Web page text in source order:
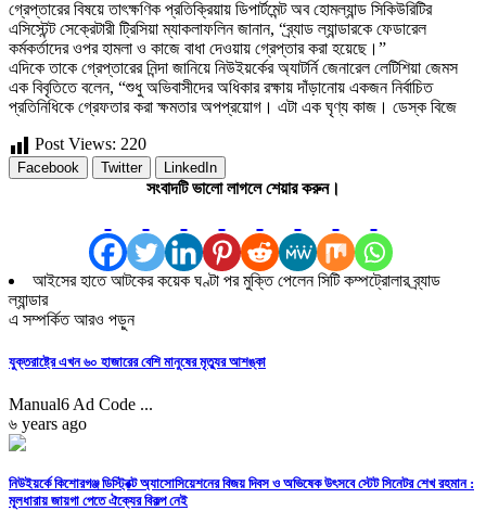
গ্রেপ্তারের বিষয়ে তাৎক্ষণিক প্রতিক্রিয়ায় ডিপার্টমেন্ট অব হোমল্যান্ড সিকিউরিটির
এসিস্টেন্ট সেক্রেটারী ট্রিসিয়া ম্যাকলাফলিন জানান, “ব্র্যাড ল্যান্ডারকে ফেডারেল
কর্মকর্তাদের ওপর হামলা ও কাজে বাধা দেওয়ায় গ্রেপ্তার করা হয়েছে।”
এদিকে তাকে গ্রেপ্তারের নিন্দা জানিয়ে নিউইয়র্কের অ্যাটর্নি জেনারেল লেটিশিয়া জেমস
এক বিবৃতিতে বলেন, “শুধু অভিবাসীদের অধিকার রক্ষায় দাঁড়ানোয় একজন নির্বাচিত
প্রতিনিধিকে গ্রেফতার করা ক্ষমতার অপপ্রয়োগ। এটা এক ঘৃণ্য কাজ। ডেস্ক বিজে
Post Views: 220
Facebook Twitter LinkedIn
সংবাদটি ভালো লাগলে শেয়ার করুন।
আইসের হাতে আটকের কয়েক ঘণ্টা পর মুক্তি পেলেন সিটি কম্পট্রোলার ব্র্যাড
ল্যান্ডার
এ সম্পর্কিত আরও পড়ুন
যুক্তরাষ্ট্রে এখন ৬০ হাজারের বেশি মানুষের মৃত্যুর আশঙ্কা
Manual6 Ad Code ...
৬ years ago
নিউইয়র্কে কিশোরগঞ্জ ডিস্ট্রিক্ট অ্যাসোসিয়েশনের বিজয় দিবস ও অভিষেক উৎসবে স্টেট সিনেটর শেখ রহমান :
মূলধারায় জায়গা পেতে ঐক্যের বিকল্প নেই